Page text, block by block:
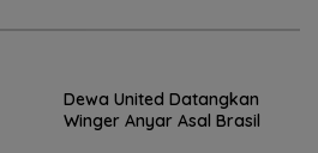
Dewa United Datangkan
Winger Anyar Asal Brasil